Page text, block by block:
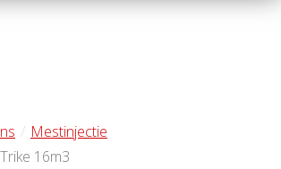
Mestinjectie
16m3